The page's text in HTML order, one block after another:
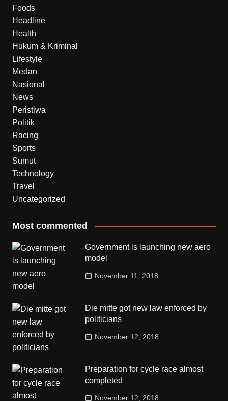
Foods
Headline
Health
Hukum & Kriminal
Lifestyle
Medan
Nasional
News
Peristiwa
Politik
Racing
Sports
Sumut
Technology
Travel
Uncategorized
Most commented
Government is launching new aero
model
November 11, 2018
Die mitte got new law enforced by
politicians
November 12, 2018
Preparation for cycle race almost
completed
November 12, 2018